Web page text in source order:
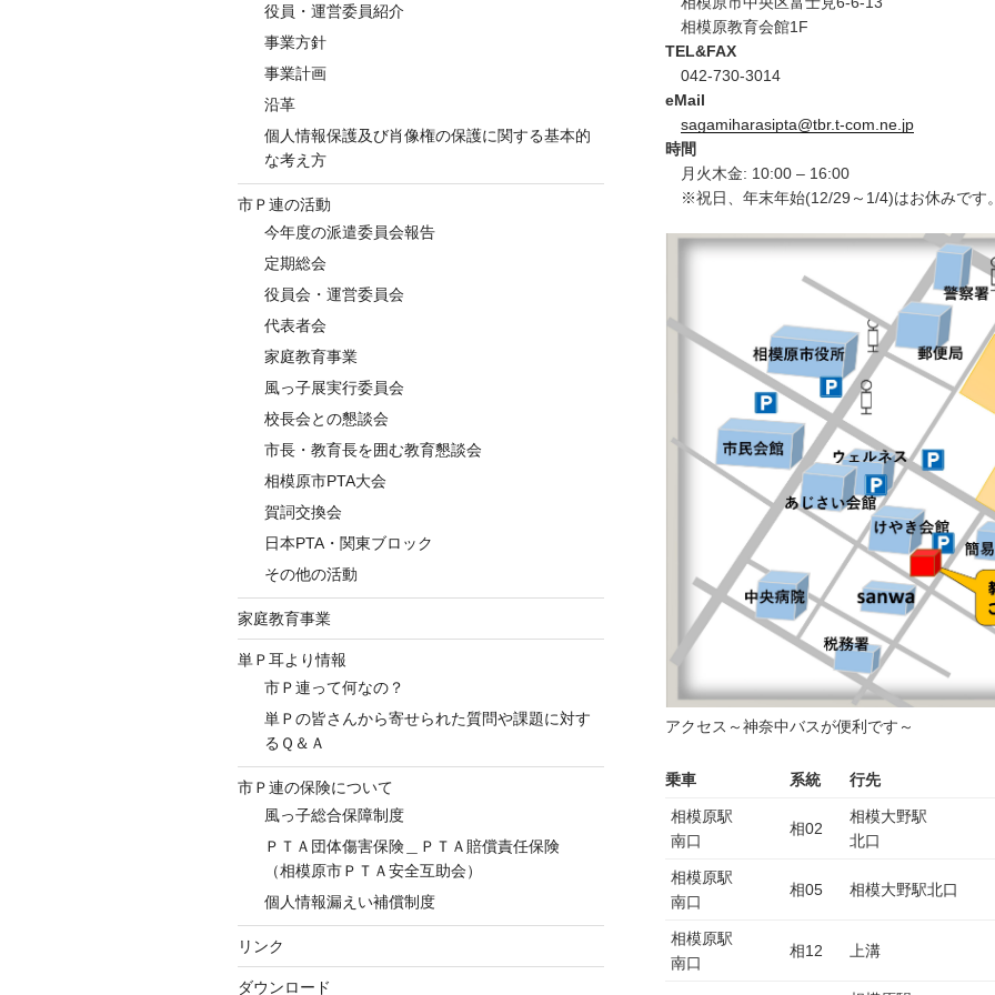
役員・運営委員紹介
事業方針
事業計画
沿革
個人情報保護及び肖像権の保護に関する基本的
な考え方
市Ｐ連の活動
今年度の派遣委員会報告
定期総会
役員会・運営委員会
代表者会
家庭教育事業
風っ子展実行委員会
校長会との懇談会
市長・教育長を囲む教育懇談会
相模原市PTA大会
賀詞交換会
日本PTA・関東ブロック
その他の活動
家庭教育事業
単Ｐ耳より情報
市Ｐ連って何なの？
単Ｐの皆さんから寄せられた質問や課題に対す
るＱ＆Ａ
市Ｐ連の保険について
風っ子総合保障制度
ＰＴＡ団体傷害保険＿ＰＴＡ賠償責任保険
（相模原市ＰＴＡ安全互助会）
個人情報漏えい補償制度
リンク
ダウンロード
相模原教育会館1F
TEL&FAX
042-730-3014
eMail
sagamiharasipta@tbr.t-com.ne.jp
時間
月火木金: 10:00 – 16:00
※祝日、年末年始(12/29～1/4)はお休みです
アクセス～神奈中バスが便利です～
乗車 系統 行先
相模原駅
南口
相02
相模大野駅
北口
相模原駅
南口
相05 相模大野駅北口
相模原駅
南口
相12 上溝